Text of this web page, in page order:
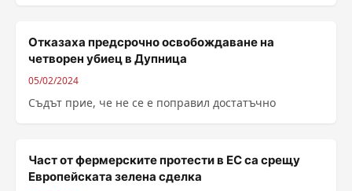
Отказаха предсрочно освобождаване на
четворен убиец в Дупница
05/02/2024
Съдът прие, че не се е поправил достатъчно
Част от фермерските протести в ЕС са срещу
Европейската зелена сделка